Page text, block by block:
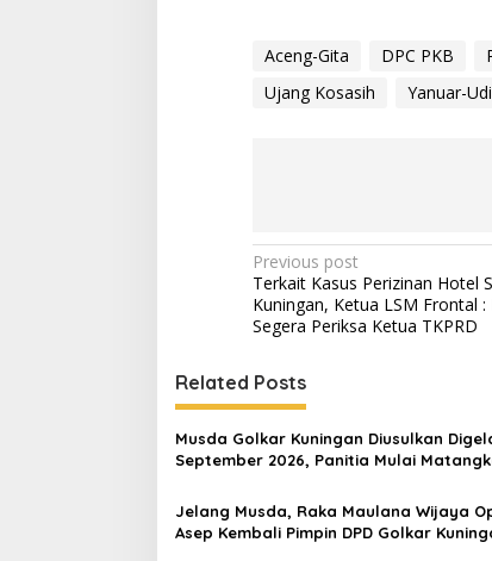
Aceng-Gita DPC PKB
Ujang Kosasih
Yanuar-
Post
navigation
Previous post
Terkait Kasus Perizinan Hotel
Kuningan, Ketua LSM Frontal :
Segera Periksa Ketua TKPRD
Related Posts
Musda Golkar Kuningan Diusulkan
September 2026, Panitia Mulai
Jelang Musda, Raka Maulana Wijaya
Asep Kembali Pimpin DPD Golkar